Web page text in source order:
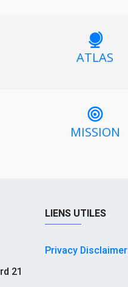
ATLAS
MISSION
21
LIENS UTILES
Privacy Disclaimer